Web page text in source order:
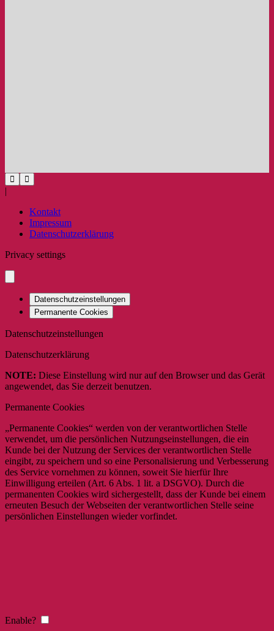
|
Kontakt
Impressum
Datenschutzerklärung
Privacy settings
Datenschutzeinstellungen
Permanente Cookies
Datenschutzeinstellungen
Datenschutzerklärung
NOTE: Diese Einstellung wird nur auf den Browser und das Gerät
angewendet, das Sie derzeit benutzen.
Permanente Cookies
„Permanente Cookies“ werden von der verantwortlichen Stelle
verwendet, um die persönlichen Nutzungseinstellungen, die ein
Kunde bei der Nutzung der Services der verantwortlichen Stelle
eingibt, zu speichern und so eine Personalisierung und Verbesserung
des Service vornehmen zu können, soweit Sie hierfür Ihre
Einwilligung erteilen (Art. 6 Abs. 1 lit. a DSGVO). Durch die
permanenten Cookies wird sichergestellt, dass der Kunde bei einem
erneuten Besuch der Webseiten der verantwortlichen Stelle seine
persönlichen Einstellungen wieder vorfindet.
Enable?